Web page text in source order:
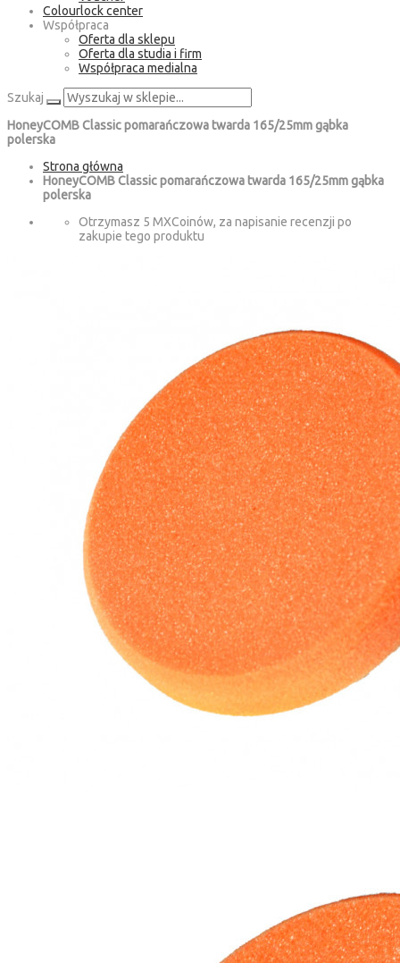
Colourlock center
Współpraca
Oferta dla sklepu
Oferta dla studia i firm
Współpraca medialna
Szukaj
HoneyCOMB Classic pomarańczowa twarda 165/25mm gąbka
polerska
Strona główna
HoneyCOMB Classic pomarańczowa twarda 165/25mm gąbka
polerska
Otrzymasz 5 MXCoinów, za napisanie recenzji po
zakupie tego produktu